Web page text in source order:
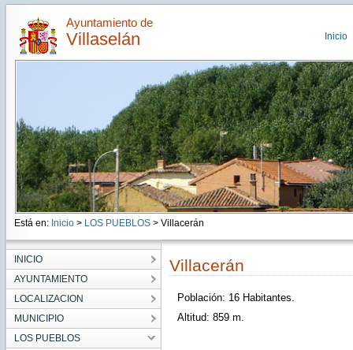
Ayuntamiento de
Villaselán Inicio
Está en: Inicio > LOS PUEBLOS> Villacerán
INICIO
AYUNTAMIENTO
LOCALIZACION
MUNICIPIO
LOS PUEBLOS
Villacerán
Población: 16 Habitantes.
Altitud: 859 m.